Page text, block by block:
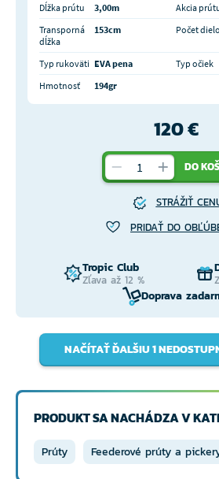
Dĺžka prútu 3,00m Akcia
Transporná
dĺžka
153cm Počet
Typ rukoväti EVA pena Typ očiek
Hmotnosť
194gr
120 €
DO
STRÁŽIŤ
PRIDAŤ DO
Tropic Club
Zľava až 12 %
Doprava
NAČÍTAŤ ĎALŠIU 1
PRODUKT SA NACHÁDZA V
Prúty Feederové prúty a